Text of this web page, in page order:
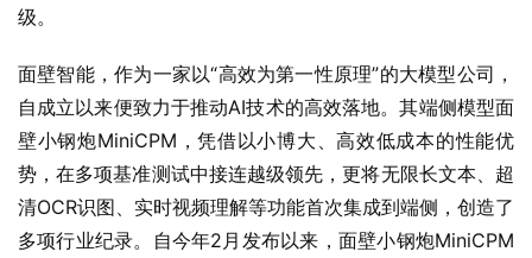
级。
面壁智能，作为一家以“高效为第一性原理”的大模型公司，
自成立以来便致力于推动AI技术的高效落地。其端侧模型面
壁小钢炮MiniCPM，凭借以小博大、高效低成本的性能优
势，在多项基准测试中接连越级领先，更将无限长文本、超
清OCR识图、实时视频理解等功能首次集成到端侧，创造了
多项行业纪录。自今年2月发布以来，面壁小钢炮MiniCPM